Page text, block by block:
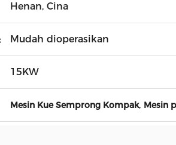
Henan, Cina
Mudah dioperasikan
15KW
Mesin Kue Semprong Kompak, Mesin